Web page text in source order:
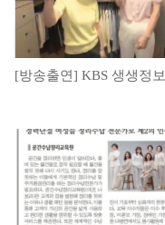
[방송출연] KBS 생생정보